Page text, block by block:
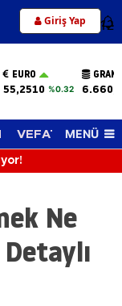
Giriş Yap 12
EURO
55,2510 %0.32
VEFAT EDENLER
MENÜ
Ne